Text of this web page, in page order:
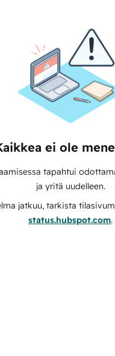
ei ole
tapahtui
ja yritä uudelleen.
jatkuu, tarkista
status.hubspot.com.